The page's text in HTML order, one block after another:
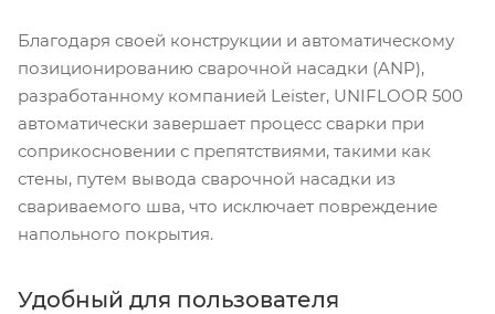
Благодаря своей конструкции и автоматическому
позиционированию сварочной насадки (ANP),
разработанному компанией Leister, UNIFLOOR 500
автоматически завершает процесс сварки при
соприкосновении с препятствиями, такими как
стены, путем вывода сварочной насадки из
свариваемого шва, что исключает повреждение
напольного покрытия.
Удобный для пользователя